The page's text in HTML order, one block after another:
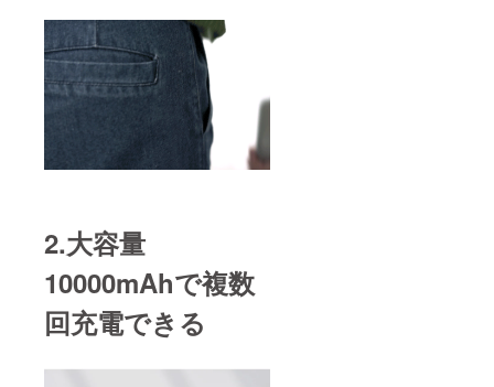
2.大容量
10000mAhで複数
回充電できる